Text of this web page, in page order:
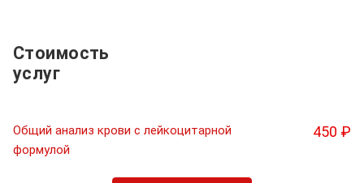
Стоимость
услуг
Общий анализ крови с лейкоцитарной
формулой
450 ₽